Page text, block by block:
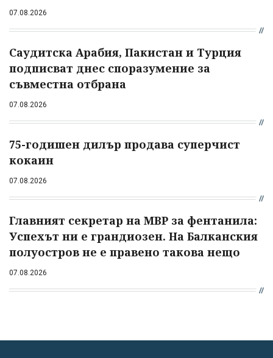
07.08.2026
Саудитска Арабия, Пакистан и Турция
подписват днес споразумение за
съвместна отбрана
07.08.2026
75-годишен дилър продава суперчист
кокаин
07.08.2026
Главният секретар на МВР за фентанила:
Успехът ни е грандиозен. На Балканския
полуостров не е правено такова нещо
07.08.2026